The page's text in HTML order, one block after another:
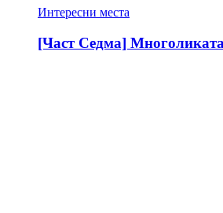
Интересни места
[Част Седма]